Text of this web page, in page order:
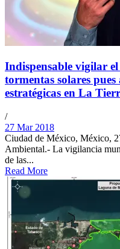
Indispensable vigilar
tormentas solares
estratégicas en La
/
27 Mar 2018
Ciudad de México, México,
Ambiental.- La vigilancia
de las...
Read More